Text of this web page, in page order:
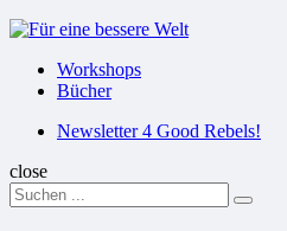
Für
Workshops
Bücher
SuchenNewsletter 4 Good Rebels!
close
Search
for:
Suchen